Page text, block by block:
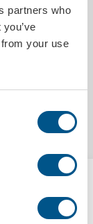
partners who
your use